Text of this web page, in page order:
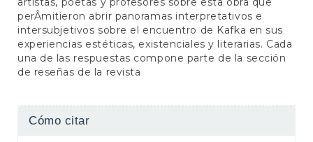
perÂ­mitieron abrir panoramas interpretativos e
intersubjetivos sobre el encuentro de Kafka en sus
experiencias estéticas, existenciales y literarias. Cada
una de las respuestas compone parte de la sección
de reseñas de la revista
Detalles
Cómo citar